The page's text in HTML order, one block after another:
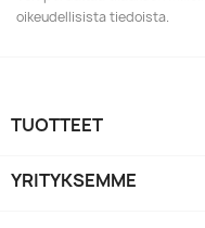
oikeudellisista tiedoista.
TUOTTEET
YRITYKSEMME